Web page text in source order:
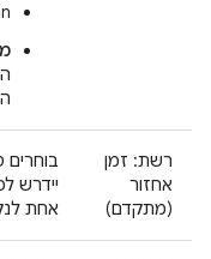
רשת: זמן
אחזור
(מתקדם)
בוחרים
יידרש
אחת